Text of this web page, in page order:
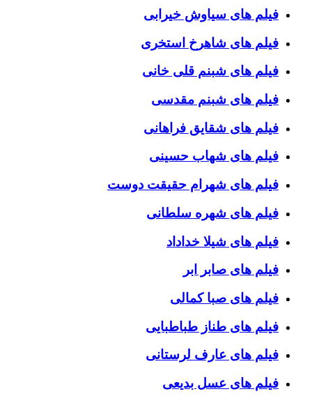
فیلم های سیاوش خیرابی
فیلم های شاهرخ استخری
فیلم های شبنم قلی خانی
فیلم های شبنم مقدسی
فیلم های شقایق فراهانی
فیلم های شهاب حسینی
فیلم های شهرام حقیقت دوست
فیلم های شهره سلطانی
فیلم های شیلا خداداد
فیلم های صابر ابر
فیلم های صبا کمالی
فیلم های طناز طباطبایی
فیلم های عارف لرستانی
فیلم های عسل بدیعی